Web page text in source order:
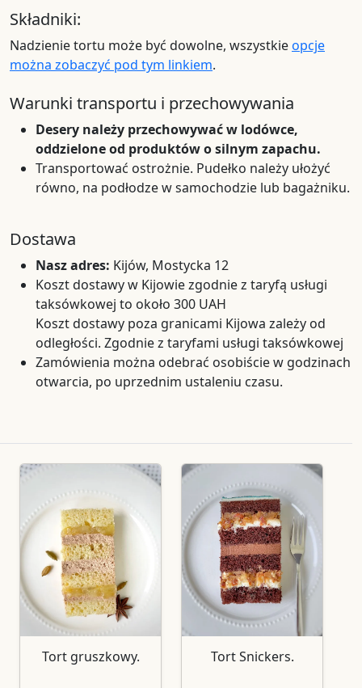
Składniki:
Nadzienie tortu może być dowolne, wszystkieopcje
można zobaczyć pod tym linkiem.
Warunki transportu i przechowywania
Desery należy przechowywać w lodówce,
oddzielone od produktów o silnym zapachu.
Transportować ostrożnie. Pudełko należy ułożyć
równo, na podłodze w samochodzie lub bagażniku.
Dostawa
Nasz adres: Kijów, Mostycka 12
Koszt dostawy w Kijowie zgodnie z taryfą usługi
taksówkowej to około 300 UAH
Koszt dostawy poza granicami Kijowa zależy od
odległości. Zgodnie z taryfami usługi taksówkowej
Zamówienia można odebrać osobiście w godzinach
otwarcia, po uprzednim ustaleniu czasu.
Tort gruszkowy. Tort Snickers.